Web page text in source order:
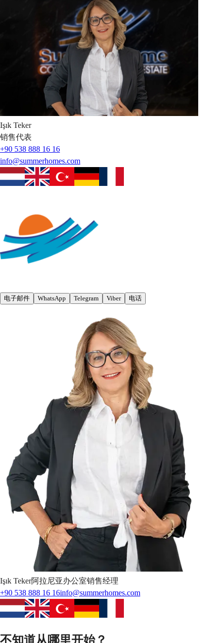
Işık Teker
销售代表
+90 538 888 16 16
info@summerhomes.com
电子邮件 WhatsApp Telegram Viber 电话
Işık Teker阿拉尼亚办公室销售经理
+90 538 888 16 16info@summerhomes.com
不知道从哪里开始？